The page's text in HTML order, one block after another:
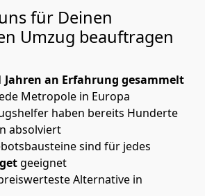
für Deinen
Umzug beauftragen
Jahren an Erfahrung gesammelt
Metropole in Europa
haben bereits Hunderte
absolviert
sind für jedes
geeignet
Alternative in